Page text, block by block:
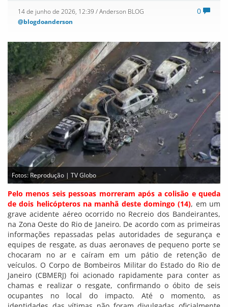
0
14 de junho de 2026, 12:39 / Anderson BLOG
@blogdoanderson
Fotos: Reprodução | TV Globo
Pelo menos seis pessoas morreram após a colisão e queda
de dois helicópteros na manhã deste domingo (14), em um
grave acidente aéreo ocorrido no Recreio dos Bandeirantes,
na Zona Oeste do Rio de Janeiro. De acordo com as primeiras
informações repassadas pelas autoridades de segurança e
equipes de resgate, as duas aeronaves de pequeno porte se
chocaram no ar e caíram em um pátio de retenção de
veículos. O Corpo de Bombeiros Militar do Estado do Rio de
Janeiro (CBMERJ) foi acionado rapidamente para conter as
chamas e realizar o resgate, confirmando o óbito de seis
ocupantes no local do impacto. Até o momento, as